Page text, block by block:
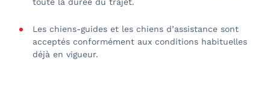
Les chiens-guides et les chiens d’assistance sont
acceptés conformément aux conditions habituelles
déjà en vigueur.